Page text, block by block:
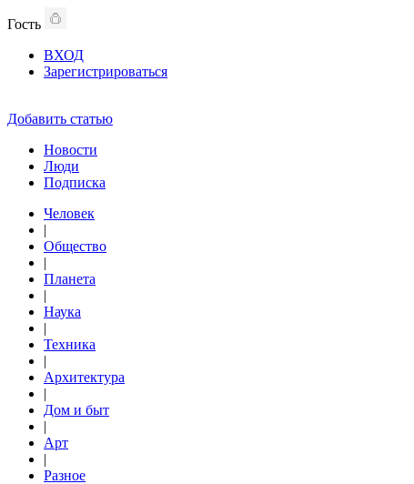
Гость
ВХОД
Зарегистрироваться
Добавить статью
Новости
Люди
Подписка
Человек
|
Общество
|
Планета
|
Наука
|
Техника
|
Архитектура
|
Дом и быт
|
Арт
|
Разное